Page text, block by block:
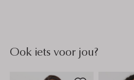
Ook iets voor jou?